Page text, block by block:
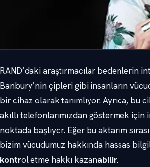
RAND’daki araştırmacılar bedenlerin
Banbury’nin çipleri gibi insanların
bir cihaz olarak tanımlıyor. Ayrıca,
akıllı telefonlarımızdan göstermek
noktada başlıyor. Eğer bu aktarım
bizim vücudumuz hakkında hassas
kontrol etme hakkı kazanabilir.